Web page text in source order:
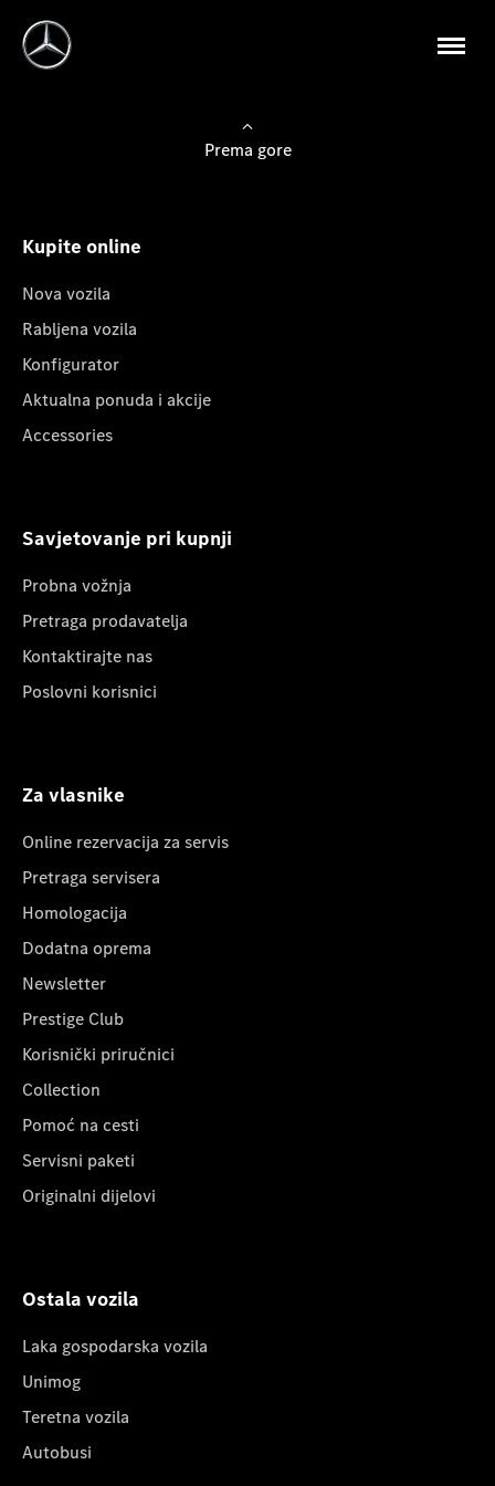
Prema gore
Kupite online
Nova vozila
Rabljena vozila
Konfigurator
Aktualna ponuda i akcije
Accessories
Savjetovanje pri kupnji
Probna vožnja
Pretraga prodavatelja
Kontaktirajte nas
Poslovni korisnici
Za vlasnike
Online rezervacija za servis
Pretraga servisera
Homologacija
Dodatna oprema
Newsletter
Prestige Club
Korisnički priručnici
Collection
Pomoć na cesti
Servisni paketi
Originalni dijelovi
Ostala vozila
Laka gospodarska vozila
Unimog
Teretna vozila
Autobusi